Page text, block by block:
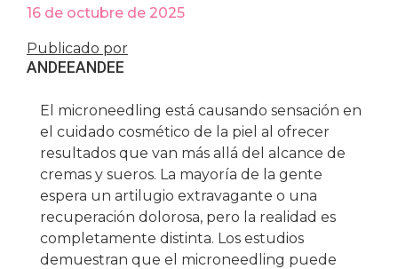
16 de octubre de 2025
Publicado por
ANDEEANDEE
El microneedling está causando sensación en
el cuidado cosmético de la piel al ofrecer
resultados que van más allá del alcance de
cremas y sueros. La mayoría de la gente
espera un artilugio extravagante o una
recuperación dolorosa, pero la realidad es
completamente distinta. Los estudios
demuestran que el microneedling puede